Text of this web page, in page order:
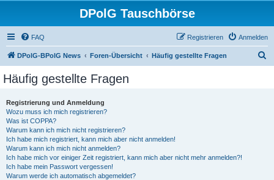
DPolG Tauschbörse
FAQ Anmelden
Registrieren
DPolG-BPolG News Foren-Übersicht Häufig gestellte Fragen
Häufig gestellte Fragen
Registrierung und Anmeldung
Wozu muss ich mich registrieren?
Was ist COPPA?
Warum kann ich mich nicht registrieren?
Ich habe mich registriert, kann mich aber nicht anmelden!
Warum kann ich mich nicht anmelden?
Ich habe mich vor einiger Zeit registriert, kann mich aber nicht mehr anmelden?!
Ich habe mein Passwort vergessen!
Warum werde ich automatisch abgemeldet?